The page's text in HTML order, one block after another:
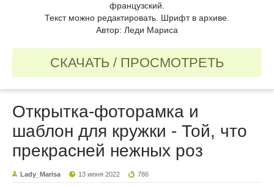
французский.
Текст можно редактировать. Шрифт в архиве.
Автор: Леди Мариса
СКАЧАТЬ / ПРОСМОТРЕТЬ
Открытка-фоторамка и
шаблон для кружки - Той, что
прекрасней нежных роз
Lady_Marisa 13 июня 2022 786